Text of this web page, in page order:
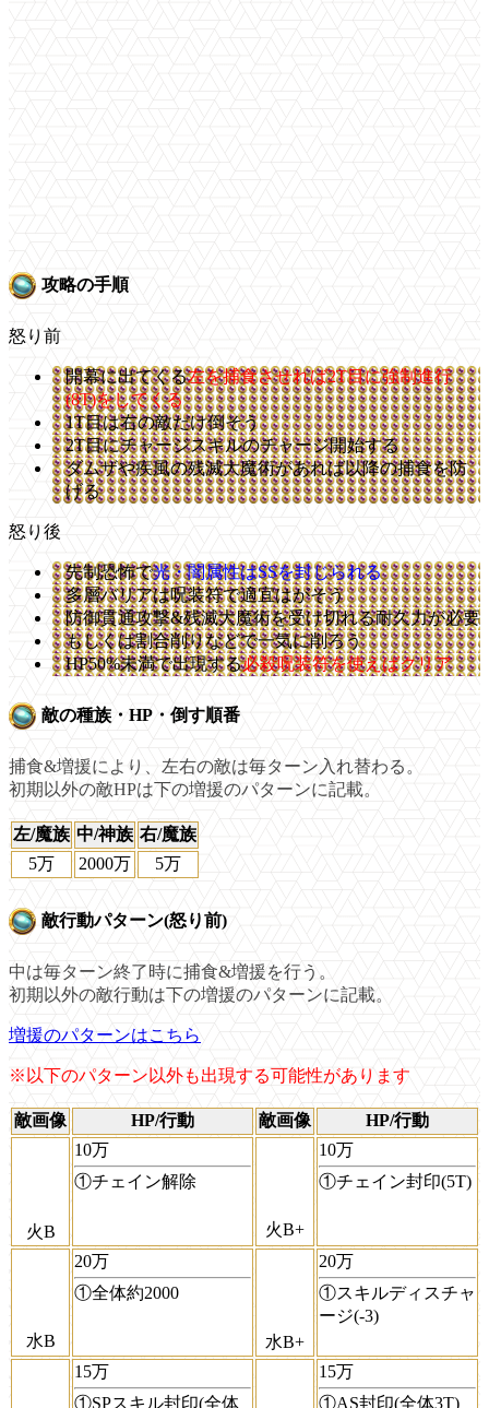
攻略の手順
怒り前
開幕に出てくる左を捕食させれば2T目に強制進行
(8T)をしてくる
1T目は右の敵だけ倒そう
2T目にチャージスキルのチャージ開始する
ダムザや疾風の残滅大魔術があれば以降の捕食を防
げる
怒り後
先制恐怖で光・闇属性はSSを封じられる
多層バリアは呪装符で適宜はがそう
防御貫通攻撃&残滅大魔術を受け切れる耐久力が必要
もしくは割合削りなどで一気に削ろう
HP50%未満で出現する必殺呪装符を使えばクリア
敵の種族・HP・倒す順番
捕食&増援により、左右の敵は毎ターン入れ替わる。
初期以外の敵HPは下の増援のパターンに記載。
左/魔族 中/神族 右/魔族
5万
2000万 5万
敵行動パターン(怒り前)
中は毎ターン終了時に捕食&増援を行う。
初期以外の敵行動は下の増援のパターンに記載。
増援のパターンはこちら
※以下のパターン以外も出現する可能性があります
敵画像 HP/行動 敵画像 HP/行動
火B
10万
①チェイン解除
火B+
10万
①チェイン封印(5T)
水B
20万
①全体約2000
水B+
20万
①スキルディスチャ
ージ(-3)
15万
①SPスキル封印(全体
15万
①AS封印(全体3T)